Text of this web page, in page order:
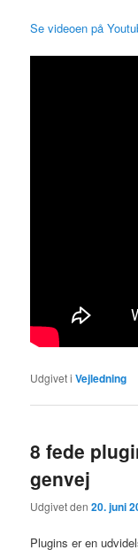
Se videoen på
Udgivet i Vejledning
8 fede
genvej
Udgivet den20. juni
Plugins er en